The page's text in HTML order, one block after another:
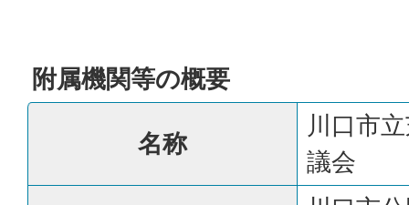
附属機関等の概要
名称
川口市
議会